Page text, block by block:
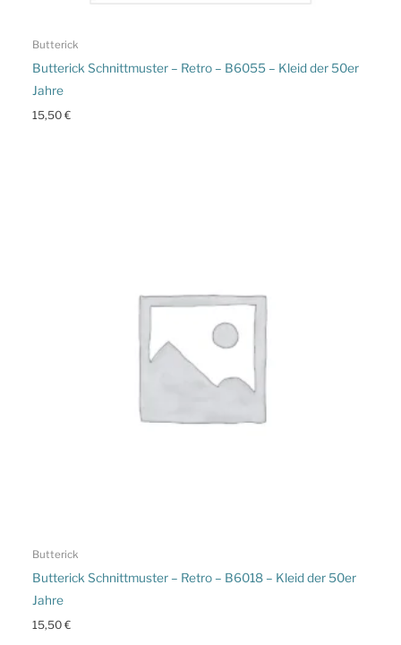
Butterick
Butterick Schnittmuster – Retro – B6055 – Kleid der 50er
Jahre
15,50€
Butterick
Butterick Schnittmuster – Retro – B6018 – Kleid der 50er
Jahre
15,50€